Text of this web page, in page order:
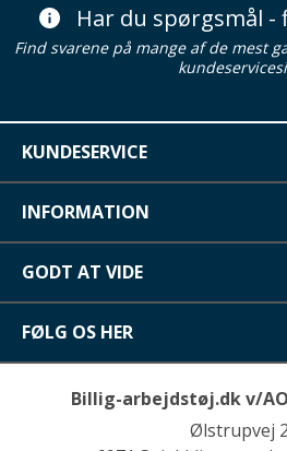
Har du spørgsmål -
Find svarene på mange af de mest
KUNDESERVICE
INFORMATION
GODT AT VIDE
FØLG OS HER
Billig-arbejdstøj.dk v/
Ølstrupvej